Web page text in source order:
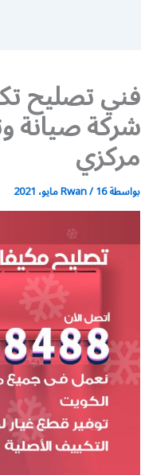
شركة صيانة
مركزي
بواسطة Rwan/16 مايو، 2021